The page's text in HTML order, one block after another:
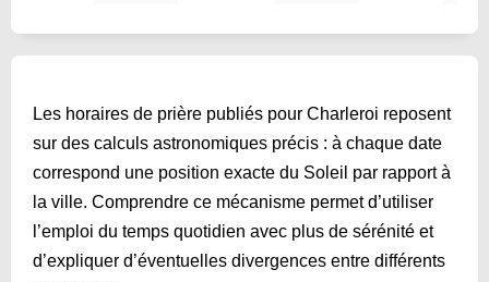
Les horaires de prière publiés pour Charleroi reposent
sur des calculs astronomiques précis : à chaque date
correspond une position exacte du Soleil par rapport à
la ville. Comprendre ce mécanisme permet d’utiliser
l’emploi du temps quotidien avec plus de sérénité et
d’expliquer d’éventuelles divergences entre différents